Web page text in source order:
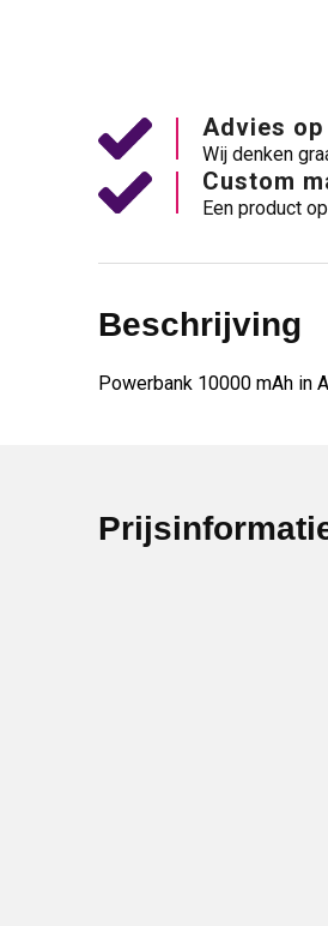
Advies op
Wij denken
Custom
Een product
Beschrijving
Powerbank 10000 mAh in